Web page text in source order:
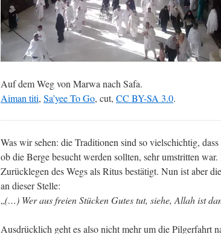
Auf dem Weg von Marwa nach Safa.
Aiman titi, Sa’yee To Go, cut, CC BY-SA 3.0.
Was wir sehen: die Traditionen sind so vielschichtig,
ob die Berge besucht werden sollten, sehr umstritten
Zurücklegen des Wegs als Ritus bestätigt. Nun ist aber
an dieser Stelle:
„(…) Wer aus freien Stücken Gutes tut, siehe, Allah ist
Ausdrücklich geht es also nicht mehr um die Pilgerfahrt